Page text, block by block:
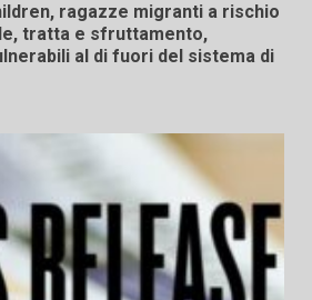
ragazze migranti a rischio
tratta e sfruttamento,
al di fuori del sistema di